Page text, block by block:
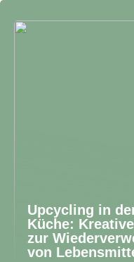
Upcycling in
Küche:
zur
von